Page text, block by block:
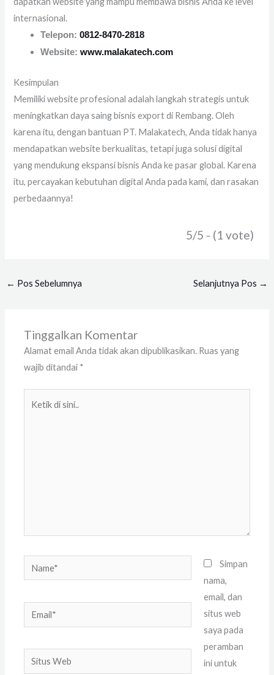
internasional.
Telepon:0812-8470-2818
Website:www.malakatech.com
Kesimpulan
Memiliki website profesional adalah langkah strategis untuk
meningkatkan daya saing bisnis export di Rembang. Oleh
karena itu, dengan bantuan PT. Malakatech, Anda tidak hanya
mendapatkan website berkualitas, tetapi juga solusi digital
yang mendukung ekspansi bisnis Anda ke pasar global. Karena
itu, percayakan kebutuhan digital Anda pada kami, dan rasakan
perbedaannya!
5/5 - (1 vote)
← Pos Sebelumnya Selanjutnya Pos →
Tinggalkan Komentar
Alamat email Anda tidak akan dipublikasikan. Ruas yang
wajib ditandai *
Name*
Email*
Situs
Simpan
nama,
email, dan
situs web
saya pada
peramban
ini untuk